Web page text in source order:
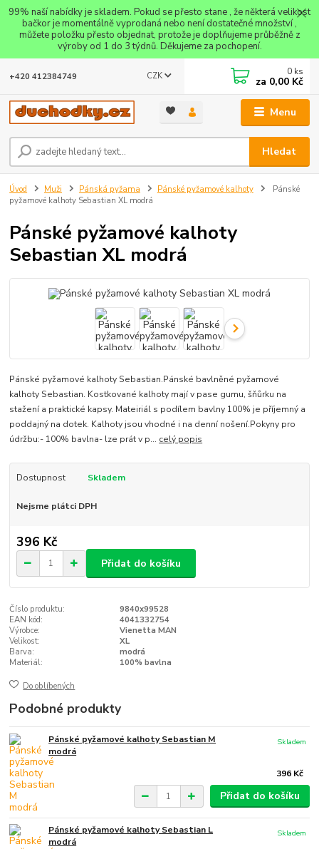
99% naší nabídky je skladem. Pokud se přesto stane , že některá velikost
bačkor je momentálně vyprodaná nebo není dostatečné množství ,
můžete položku přesto objednat, protože je doplňujeme průběžně z
výroby od 1 do 3 týdnů. Děkujeme za pochopení.
Menu
CZK
Hledat
+420 412384749 0 ks
za 0,00 Kč
Úvod Muži Pánská pyžama Pánské pyžamové kalhoty
Pánské
pyžamové kalhoty Sebastian XL modrá
Pánské pyžamové kalhoty
Sebastian XL modrá
Pánské pyžamové kalhoty Sebastian.Pánské bavlněné pyžamové
kalhoty Sebastian. Kostkované kalhoty mají v pase gumu, šňůrku na
stažení a praktické kapsy. Mateiriál s podílem bavlny 100% je příjemný a
poddajný na dotek. Kalhoty jsou vhodné i na denní nošení.Pokyny pro
údržbu:- 100% bavlna- lze prát v p... celý popis
Dostupnost Skladem
Nejsme plátci DPH
396 Kč
Přidat do košíku
Číslo produktu:
9840x99528
EAN kód:
4041332754
Výrobce:
Vienetta MAN
Velikost:
XL
Barva:
modrá
Materiál:
100% bavlna
Do oblíbených
Podobné produkty
Pánské pyžamové kalhoty Sebastian M
modrá
396 Kč
Skladem
Přidat do košíku
Pánské pyžamové kalhoty Sebastian L
modrá
Skladem